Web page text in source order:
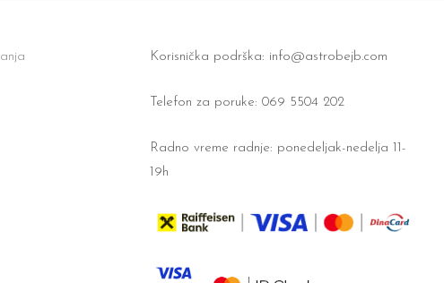
Korisnička podrška: info@astrobejb.com
Telefon za poruke: 069 5504 202
Radno vreme radnje: ponedeljak-nedelja 11-
19h